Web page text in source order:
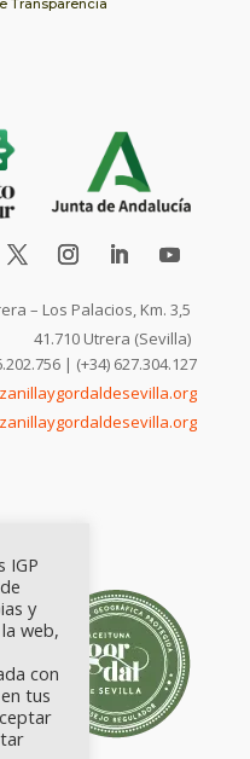
Transparencia
– Los Palacios, Km. 3,5
41.710 Utrera (Sevilla)
| (+34) 627.304.127
IGP
y
web,
con
tus